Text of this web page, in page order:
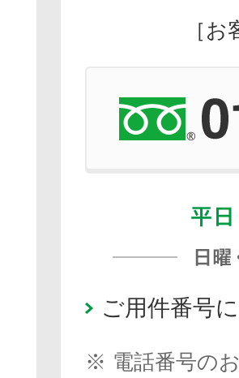
［
ご用件番号
※ 電話番号の